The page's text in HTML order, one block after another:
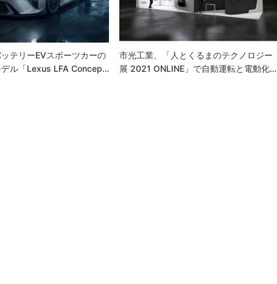
テリーEVスポーツカーの
デル「Lexus LFA Concep…
市光工業、「人とくるまのテクノロジー
展 2021 ONLINE」で自動運転と電動化…